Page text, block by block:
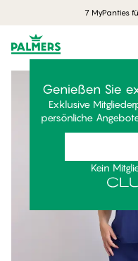
7 MyPanties
Genießen Sie
Exklusive
persönliche
Kein